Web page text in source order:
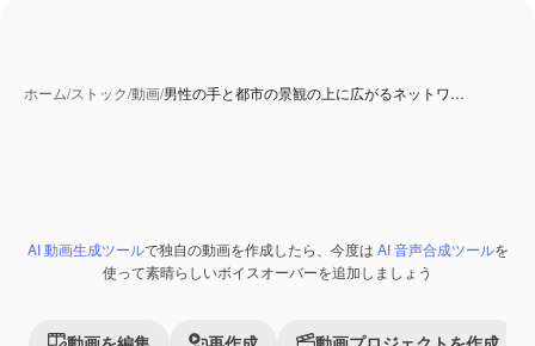
ホーム/ストック/動画/男性の手と都市の景観の上に広がるネットワ…
PremiumAI 生成コンテンツ
AI 動画生成ツールで独自の動画を作成したら、今度は AI 音声合成ツールを
使って素晴らしいボイスオーバーを追加しましょう